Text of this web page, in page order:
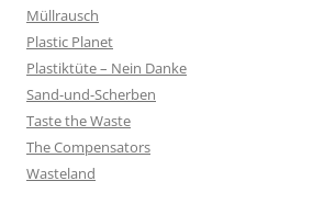
Müllrausch
Plastic Planet
Plastiktüte – Nein Danke
Sand-und-Scherben
Taste the Waste
The Compensators
Wasteland